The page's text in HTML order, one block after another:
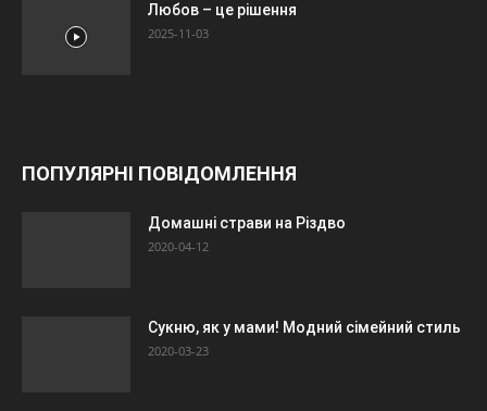
Любов – це рішення
2025-11-03
ПОПУЛЯРНІ ПОВІДОМЛЕННЯ
Домашні страви на Різдво
2020-04-12
Сукню, як у мами! Модний сімейний стиль
2020-03-23